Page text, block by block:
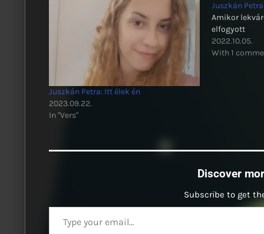
Juszkán Petra: Itt élek én
2023.09.22.
In "Vers"
Juszkán
Amikor
elfogyott
2022.10.05.
With 1
Discover
Subscribe to get
Type your email…